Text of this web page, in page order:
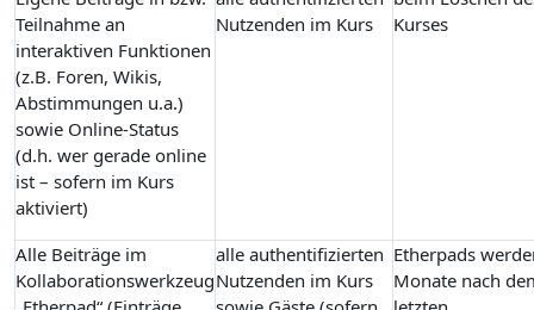
Teilnahme an
interaktiven Funktionen
(z.B. Foren, Wikis,
Abstimmungen u.a.)
sowie Online-Status
(d.h. wer gerade online
ist – sofern im Kurs
aktiviert)
Nutzenden im Kurs
Kurses
Alle Beiträge im
Kollaborationswerkzeug
alle authentifizierten
Nutzenden im Kurs
Etherpads
Monate nach